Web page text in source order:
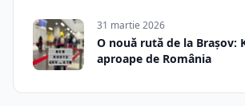
31 martie 2026
O nouă rută de la Brașov:
aproape de România